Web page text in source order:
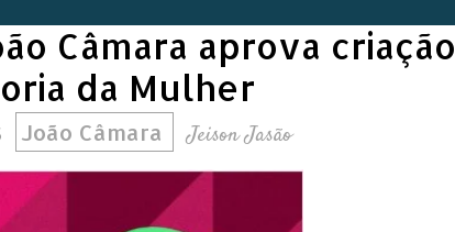
Câmara aprova criação
da Mulher
João Câmara Jeison Jasão